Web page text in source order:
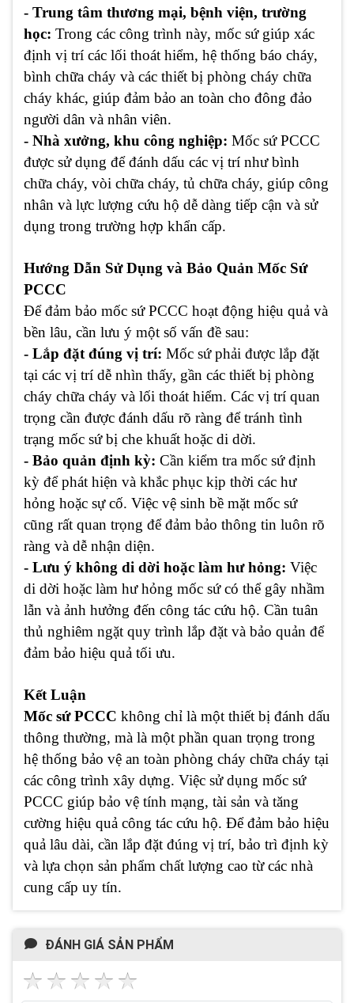
- Trung tâm thương mại, bệnh viện, trường
học: Trong các công trình này, mốc sứ giúp xác
định vị trí các lối thoát hiểm, hệ thống báo cháy,
bình chữa cháy và các thiết bị phòng cháy chữa
cháy khác, giúp đảm bảo an toàn cho đông đảo
người dân và nhân viên.
- Nhà xưởng, khu công nghiệp: Mốc sứ PCCC
được sử dụng để đánh dấu các vị trí như bình
chữa cháy, vòi chữa cháy, tủ chữa cháy, giúp công
nhân và lực lượng cứu hộ dễ dàng tiếp cận và sử
dụng trong trường hợp khẩn cấp.
Hướng Dẫn Sử Dụng và Bảo Quản Mốc Sứ
PCCC
Để đảm bảo mốc sứ PCCC hoạt động hiệu quả và
bền lâu, cần lưu ý một số vấn đề sau:
- Lắp đặt đúng vị trí: Mốc sứ phải được lắp đặt
tại các vị trí dễ nhìn thấy, gần các thiết bị phòng
cháy chữa cháy và lối thoát hiểm. Các vị trí quan
trọng cần được đánh dấu rõ ràng để tránh tình
trạng mốc sứ bị che khuất hoặc di dời.
- Bảo quản định kỳ: Cần kiểm tra mốc sứ định
kỳ để phát hiện và khắc phục kịp thời các hư
hỏng hoặc sự cố. Việc vệ sinh bề mặt mốc sứ
cũng rất quan trọng để đảm bảo thông tin luôn rõ
ràng và dễ nhận diện.
- Lưu ý không di dời hoặc làm hư hỏng: Việc
di dời hoặc làm hư hỏng mốc sứ có thể gây nhầm
lẫn và ảnh hưởng đến công tác cứu hộ. Cần tuân
thủ nghiêm ngặt quy trình lắp đặt và bảo quản để
đảm bảo hiệu quả tối ưu.
Kết Luận
Mốc sứ PCCC không chỉ là một thiết bị đánh dấu
thông thường, mà là một phần quan trọng trong
hệ thống bảo vệ an toàn phòng cháy chữa cháy tại
các công trình xây dựng. Việc sử dụng mốc sứ
PCCC giúp bảo vệ tính mạng, tài sản và tăng
cường hiệu quả công tác cứu hộ. Để đảm bảo hiệu
quả lâu dài, cần lắp đặt đúng vị trí, bảo trì định kỳ
và lựa chọn sản phẩm chất lượng cao từ các nhà
cung cấp uy tín.
ĐÁNH GIÁ SẢN PHẨM